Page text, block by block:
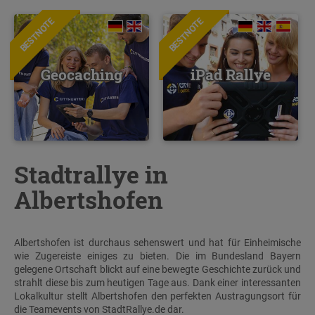
BESTNOTE
Geocaching
BESTNOTE
iPad Rallye
Stadtrallye in
Albertshofen
Albertshofen ist durchaus sehenswert und hat für Einheimische
wie Zugereiste einiges zu bieten. Die im Bundesland Bayern
gelegene Ortschaft blickt auf eine bewegte Geschichte zurück und
strahlt diese bis zum heutigen Tage aus. Dank einer interessanten
Lokalkultur stellt Albertshofen den perfekten Austragungsort für
die Teamevents von StadtRallye.de dar.